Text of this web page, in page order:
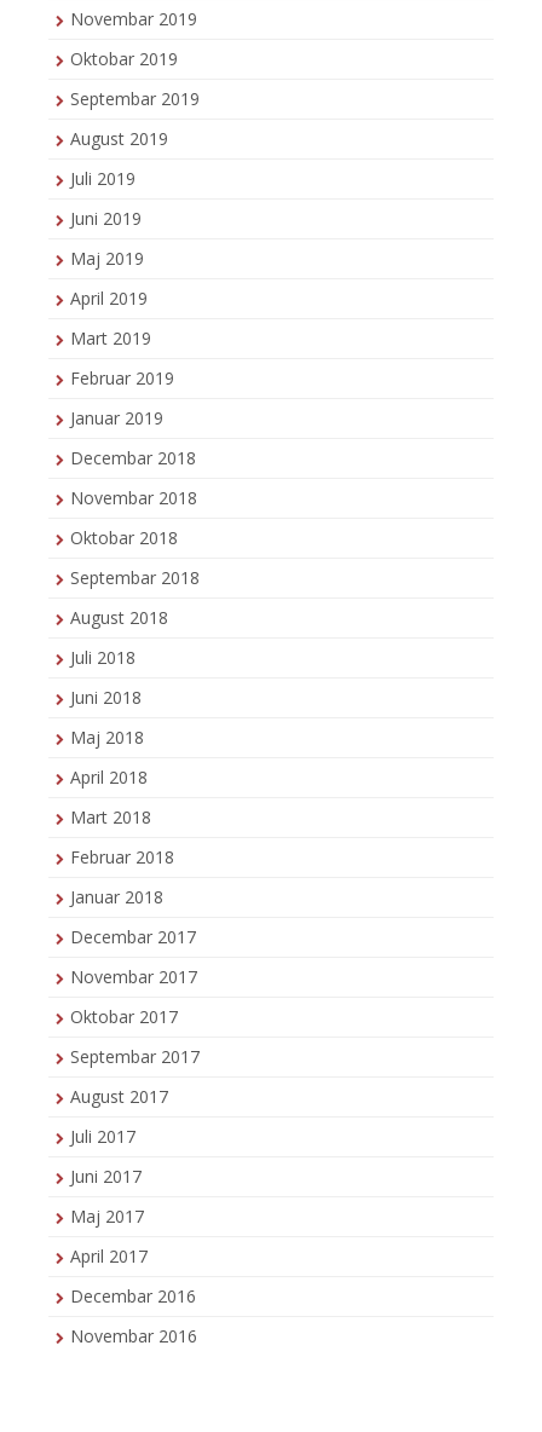
Novembar 2019
Oktobar 2019
Septembar 2019
August 2019
Juli 2019
Juni 2019
Maj 2019
April 2019
Mart 2019
Februar 2019
Januar 2019
Decembar 2018
Novembar 2018
Oktobar 2018
Septembar 2018
August 2018
Juli 2018
Juni 2018
Maj 2018
April 2018
Mart 2018
Februar 2018
Januar 2018
Decembar 2017
Novembar 2017
Oktobar 2017
Septembar 2017
August 2017
Juli 2017
Juni 2017
Maj 2017
April 2017
Decembar 2016
Novembar 2016